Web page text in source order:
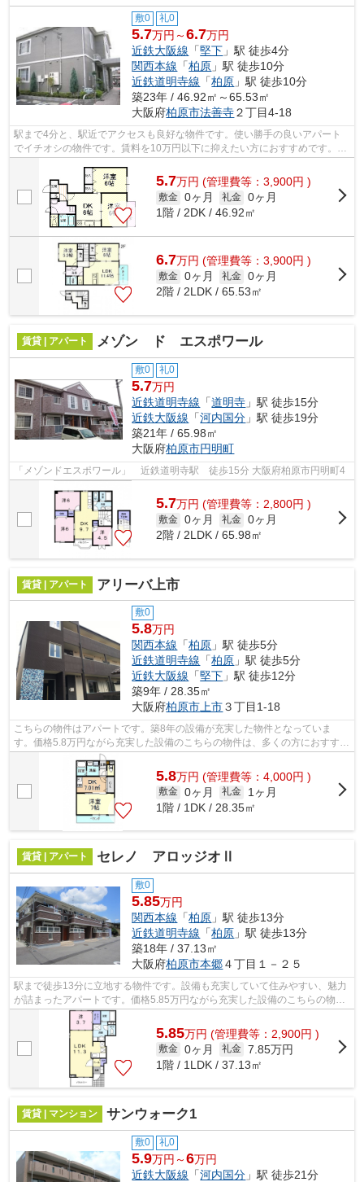
敷0 礼0
5.7万円～6.7万円
近鉄大阪線 「堅下 」駅 徒歩4分
関西本線 「柏原 」駅 徒歩10分
近鉄道明寺線 「柏原 」駅 徒歩10分
築23年 / 46.92㎡～65.53㎡
大阪府柏原市法善寺２丁目4-18
駅まで4分と、駅近でアクセスも良好な物件です。使い勝手の良いアパート
でイチオシの物件です。賃料を10万円以下に抑えたい方におすすめです。
「アヴニール」の物件情報をお探しならお...
5.7万円 (管理費等：3,900円 )
敷金 0ヶ月 礼金 0ヶ月
1階 / 2DK / 46.92㎡
6.7万円 (管理費等：3,900円 )
敷金 0ヶ月 礼金 0ヶ月
2階 / 2LDK / 65.53㎡
賃貸 | アパート メゾン ド エスポワール
敷0 礼0
5.7万円
近鉄道明寺線 「道明寺 」駅 徒歩15分
近鉄大阪線 「河内国分 」駅 徒歩19分
築21年 / 65.98㎡
大阪府柏原市円明町
「メゾンドエスポワール」 近鉄道明寺駅 徒歩15分 大阪府柏原市円明町4
5.7万円 (管理費等：2,800円 )
敷金 0ヶ月 礼金 0ヶ月
2階 / 2LDK / 65.98㎡
賃貸 | アパート アリーバ上市
敷0
5.8万円
関西本線 「柏原 」駅 徒歩5分
近鉄道明寺線 「柏原 」駅 徒歩5分
近鉄大阪線 「堅下 」駅 徒歩12分
築9年 / 28.35㎡
大阪府柏原市上市３丁目1-18
こちらの物件はアパートです。築8年の設備が充実した物件となっていま
す。価格5.8万円ながら充実した設備のこちらの物件は、多くの方におすすめ
です。気になるイチオシ物件情報：「ア...
5.8万円 (管理費等：4,000円 )
敷金 0ヶ月 礼金
1ヶ月
1階 / 1DK / 28.35㎡
賃貸 | アパート セレノ アロッジオⅡ
敷0
5.85万円
関西本線 「柏原 」駅 徒歩13分
近鉄道明寺線 「柏原 」駅 徒歩13分
築18年 / 37.13㎡
大阪府柏原市本郷４丁目１－２５
駅まで徒歩13分に立地する物件です。設備も充実していて住みやすい、魅力
が詰まったアパートです。価格5.85万円ながら充実した設備のこちらの物件
は、多くの方におすすめです。セレノ...
5.85万円 (管理費等：2,900円 )
敷金 0ヶ月 礼金 7.85万円
1階 / 1LDK / 37.13㎡
賃貸 | マンション サンウォーク1
敷0 礼0
5.9万円～6万円
近鉄大阪線 「河内国分 」駅 徒歩21分